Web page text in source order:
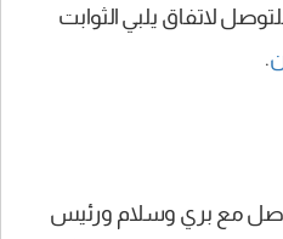
للتوصل لاتفاق يلبي الثوابت
.
مع بري وسلام ورئيس